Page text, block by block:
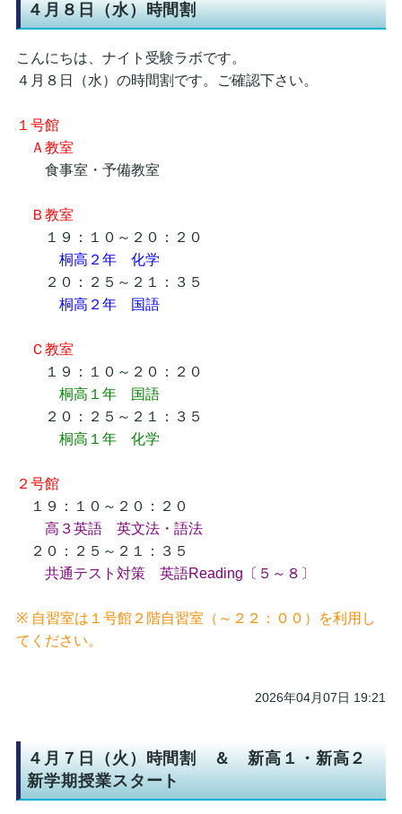
４月８日（水）時間割
こんにちは、ナイト受験ラボです。
４月８日（水）の時間割です。ご確認下さい。
１号館
Ａ教室
食事室・予備教室
Ｂ教室
１９：１０～２０：２０
桐高２年 化学
２０：２５～２１：３５
桐高２年 国語
Ｃ教室
１９：１０～２０：２０
桐高１年 国語
２０：２５～２１：３５
桐高１年 化学
２号館
１９：１０～２０：２０
高３英語 英文法・語法
２０：２５～２１：３５
共通テスト対策 英語Reading〔５～８〕
※ 自習室は１号館２階自習室（～２２：００）を利用し
てください。
2026年04月07日 19:21
４月７日（火）時間割 ＆ 新高１・新高２
新学期授業スタート